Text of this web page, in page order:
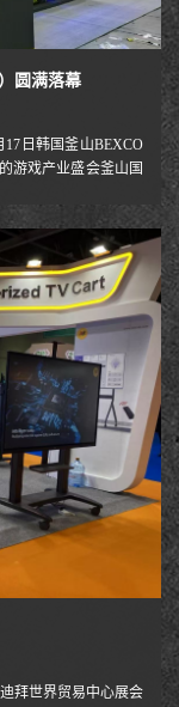
圆满落幕
17日韩国釜山BEXCO
游戏产业盛会釜山国
，亚洲最具影响力的
）在釜山会展中心
Play the Future"为
拜世界贸易中心展会